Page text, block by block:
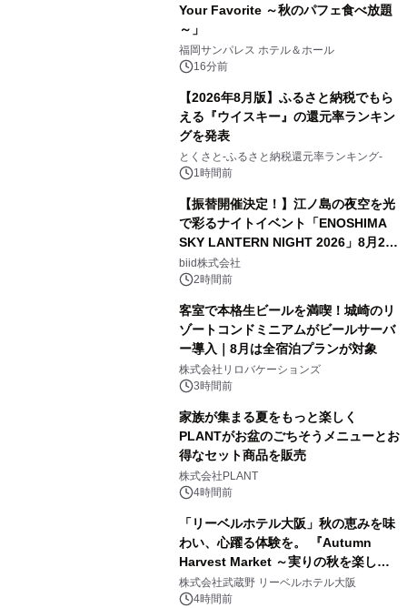
Your Favorite ～秋のパフェ食べ放題
～」
福岡サンパレス ホテル＆ホール
16分前
【2026年8月版】ふるさと納税でもら
える『ウイスキー』の還元率ランキン
グを発表
とくさと-ふるさと納税還元率ランキング-
1時間前
【振替開催決定！】江ノ島の夜空を光
で彩るナイトイベント「ENOSHIMA
SKY LANTERN NIGHT 2026」8月22
日(土)振替開催＆受付スタート！
biid株式会社
2時間前
客室で本格生ビールを満喫！城崎のリ
ゾートコンドミニアムがビールサーバ
ー導入｜8月は全宿泊プランが対象
株式会社リロバケーションズ
3時間前
家族が集まる夏をもっと楽しく
PLANTがお盆のごちそうメニューとお
得なセット商品を販売
株式会社PLANT
4時間前
「リーベルホテル大阪」秋の恵みを味
わい、心躍る体験を。 『Autumn
Harvest Market ～実りの秋を楽しむ
ディナー&スイーツビュッフェ～』を9
月18日より開催！
株式会社武蔵野 リーベルホテル大阪
4時間前